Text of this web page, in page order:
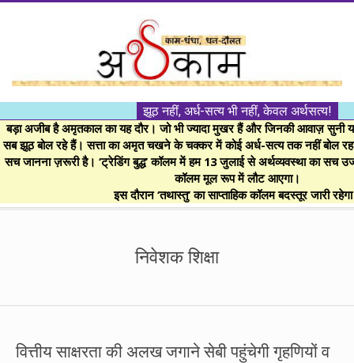
।।
अर्थकाम।।
BE
FINANCIALLY
CLEVER!
झूठ नहीं, अर्ध-सत्य भी नहीं, केवल अर्थसत्य!
बड़ा अजीब है अमृतकाल का यह दौर। जो भी ज्यादा मुखर हैं और जिनकी आवाज़ सुनी
सब झूठ बोल रहे हैं। सत्ता का अमृत चखने के चक्कर में कोई अर्ध-सत्य तक नहीं बोल
सच जानना ज़रूरी है। ‘ट्रेडिंग बुद्ध’ कॉलम में हम 13 जुलाई से अर्थव्यवस्था का सच
कॉलम मूल रूप में लौट आएगा।
इस दौरान ‘तथास्तु’ का साप्ताहिक कॉलम बदस्तूर जारी
निवेशक शिक्षा
वित्तीय साक्षरता की अलख जगाने सेबी पहुंचेगी गृहणियों व